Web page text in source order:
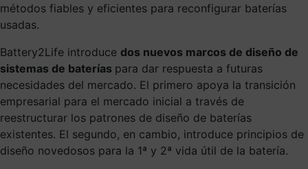
métodos fiables y eficientes para reconfigurar baterías
usadas.
Battery2Life introduce dos nuevos marcos de diseño de
sistemas de baterías para dar respuesta a futuras
necesidades del mercado. El primero apoya la transición
empresarial para el mercado inicial a través de
reestructurar los patrones de diseño de baterías
existentes. El segundo, en cambio, introduce principios de
diseño novedosos para la 1ª y 2ª vida útil de la batería.